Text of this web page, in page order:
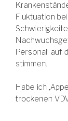
Fluktuation
Personal‘ auf
stimmen.
Habe ich
trockenen